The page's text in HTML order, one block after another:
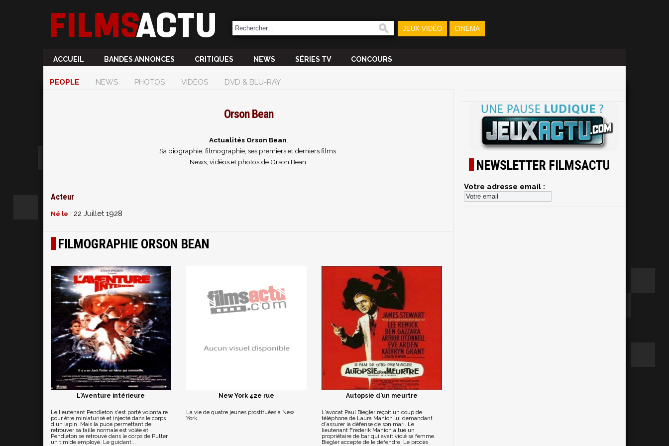
JEUX VIDÉO CINÉMA
ACCUEIL BANDES ANNONCES CRITIQUES NEWS SÉRIES TV CONCOURS
PEOPLE NEWS PHOTOS VIDÉOS DVD & BLU-RAY
Orson Bean
Actualités Orson Bean
Sa biographie, filmographie, ses premiers et derniers films.
News, vidéos et photos de Orson Bean.
Acteur
Né le : 22 Juillet 1928
FILMOGRAPHIE ORSON BEAN
L'Aventure intérieure
Le lieutenant Pendleton s'est porté volontaire
pour être miniaturisé et injecté dans le corps
d'un lapin. Mais la puce permettant de
retrouver sa taille normale est volée et
Pendleton se retrouvé dans le corps de Putter,
un timide employé. Le guidant...
New York 42e rue
La vie de quatre jeunes prostituées à New
York.
Autopsie d'un meurtre
L'avocat Paul Biegler reçoit un coup de
téléphone de Laura Manion lui demandant
d'assurer la défense de son mari. Le
lieutenant Frederik Manion a tué un
propriétaire de bar qui avait violé sa femme.
Biegler accepte de le défendre. Le procès
NEWSLETTER FILMSACTU
Votre adresse email :